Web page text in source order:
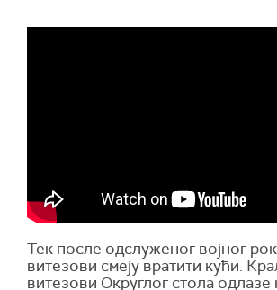
Тек после одслуженог војног
витезови смеју вратити кући.
витезови Округлог стола одлазе